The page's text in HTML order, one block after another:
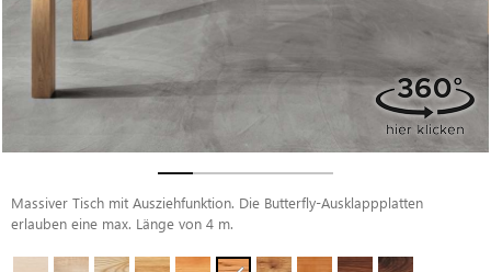
Massiver Tisch mit Ausziehfunktion. Die Butterfly-Ausklappplatten
erlauben eine max. Länge von 4 m.